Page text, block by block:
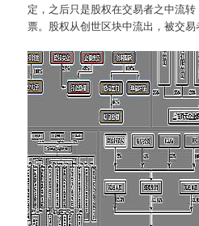
定，之后只是股权在交易者之中流
票。股权从创世区块中流出，被交易